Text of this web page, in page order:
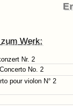
Werk:
Nr. 2
No. 2
pour violon N° 2